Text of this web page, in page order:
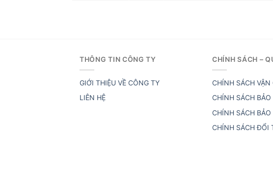
THÔNG TIN CÔNG TY
GIỚI THIỆU VỀ CÔNG TY
LIÊN HỆ
CHÍNH SÁCH –
CHÍNH SÁCH VẬN
CHÍNH SÁCH BẢO
CHÍNH SÁCH
CHÍNH SÁCH ĐỔI